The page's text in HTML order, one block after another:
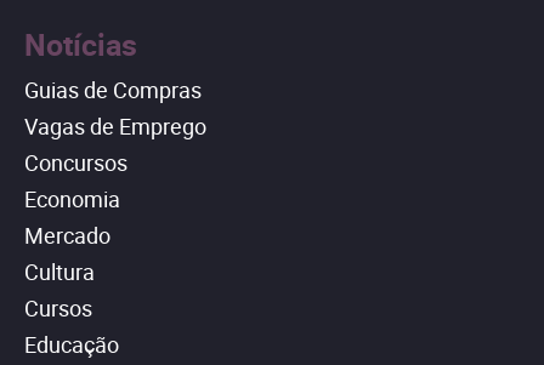
Notícias
Guias de Compras
Vagas de Emprego
Concursos
Economia
Mercado
Cultura
Cursos
Educação